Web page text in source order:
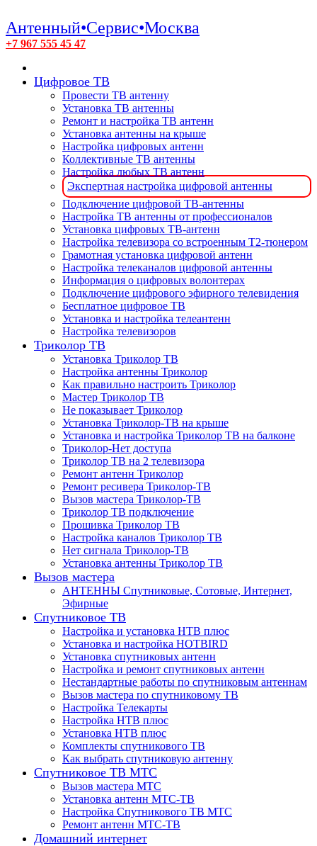
Антенный•Сервис•Москва
+7 967 555 45 47
Цифровое ТВ
Провести ТВ антенну
Установка ТВ антенны
Ремонт и настройка ТВ антенн
Установка антенны на крыше
Настройка цифровых антенн
Коллективные ТВ антенны
Настройка любых ТВ антенн
Экспертная настройка цифровой антенны
Подключение цифровой ТВ-антенны
Настройка ТВ антенны от профессионалов
Установка цифровых ТВ-антенн
Настройка телевизора со встроенным T2-тюнером
Грамотная установка цифровой антенн
Настройка телеканалов цифровой антенны
Информация о цифровых волонтерах
Подключение цифрового эфирного телевидения
Бесплатное цифровое ТВ
Установка и настройка телеантенн
Настройка телевизоров
Триколор ТВ
Установка Триколор ТВ
Настройка антенны Триколор
Как правильно настроить Триколор
Мастер Триколор ТВ
Не показывает Триколор
Установка Триколор-ТВ на крыше
Установка и настройка Триколор ТВ на балконе
Триколор-Нет доступа
Триколор ТВ на 2 телевизора
Ремонт антенн Триколор
Ремонт ресивера Триколор-ТВ
Вызов мастера Триколор-ТВ
Триколор ТВ подключение
Прошивка Триколор ТВ
Настройка каналов Триколор ТВ
Нет сигнала Триколор-ТВ
Установка антенны Триколор ТВ
Вызов мастера
АНТЕННЫ Спутниковые, Сотовые, Интернет,
Эфирные
Спутниковое ТВ
Настройка и установка НТВ плюс
Установка и настройка HOTBIRD
Установка спутниковых антенн
Настройка и ремонт спутниковых антенн
Нестандартные работы по спутниковым антеннам
Вызов мастера по спутниковому ТВ
Настройка Телекарты
Настройка НТВ плюс
Установка НТВ плюс
Комплекты спутникового ТВ
Как выбрать спутниковую антенну
Спутниковое ТВ МТС
Вызов мастера МТС
Установка антенн МТС-ТВ
Настройка Спутникового ТВ МТС
Ремонт антенн МТС-ТВ
Домашний интернет